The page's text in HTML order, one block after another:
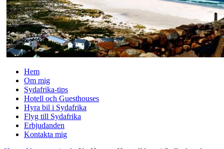
Hem
Om mig
Sydafrika-tips
Hotell och Guesthouses
Hyra bil i Sydafrika
Flyg till Sydafrika
Erbjudanden
Kontakta mig